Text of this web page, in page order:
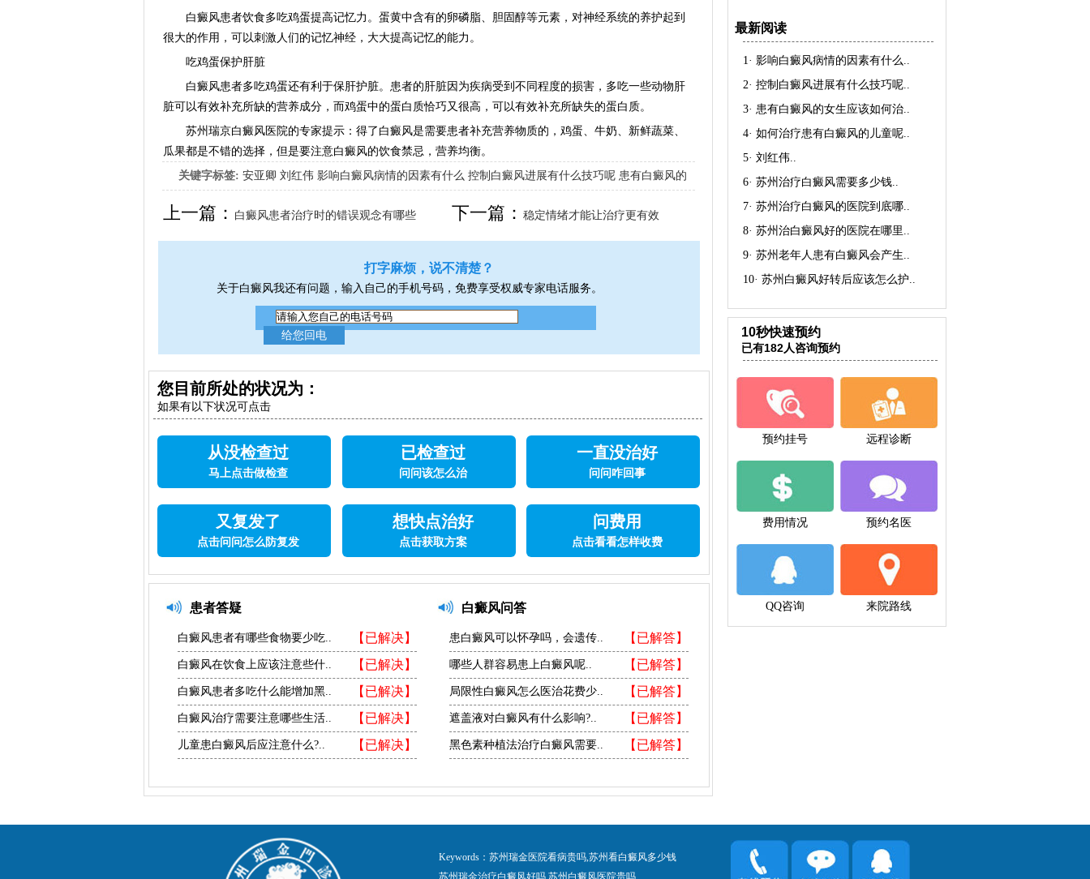
白癜风患者饮食多吃鸡蛋提高记忆力。蛋黄中含有的卵磷脂、胆固醇等元素，对神经系统的养护起到
很大的作用，可以刺激人们的记忆神经，大大提高记忆的能力。
吃鸡蛋保护肝脏
白癜风患者多吃鸡蛋还有利于保肝护脏。患者的肝脏因为疾病受到不同程度的损害，多吃一些动物肝
脏可以有效补充所缺的营养成分，而鸡蛋中的蛋白质恰巧又很高，可以有效补充所缺失的蛋白质。
苏州瑞京白癜风医院的专家提示：得了白癜风是需要患者补充营养物质的，鸡蛋、牛奶、新鲜蔬菜、
瓜果都是不错的选择，但是要注意白癜风的饮食禁忌，营养均衡。
关键字标签: 安亚卿 刘红伟 影响白癜风病情的因素有什么 控制白癜风进展有什么技巧呢 患有白癜风的
女生应该如何治疗呢
上一篇： 白癜风患者治疗时的错误观念有哪些 下一篇：稳定情绪才能让治疗更有效
打字麻烦，说不清楚？
关于白癜风我还有问题，输入自己的手机号码，免费享受权威专家电话服务。
您目前所处的状况为：
如果有以下状况可点击
从没检查过
马上点击做检查
已检查过
问问该怎么治
一直没治好
问问咋回事
又复发了
点击问问怎么防复发
想快点治好
点击获取方案
问费用
点击看看怎样收费
患者答疑
【已解决】
白癜风患者有哪些食物要少吃..
【已解决】
白癜风在饮食上应该注意些什..
【已解决】
白癜风患者多吃什么能增加黑..
【已解决】
白癜风治疗需要注意哪些生活..
【已解决】
儿童患白癜风后应注意什么?..
白癜风问答
【已解答】
患白癜风可以怀孕吗，会遗传..
【已解答】
哪些人群容易患上白癜风呢..
【已解答】
局限性白癜风怎么医治花费少..
【已解答】
遮盖液对白癜风有什么影响?..
【已解答】
黑色素种植法治疗白癜风需要..
最新阅读
1· 影响白癜风病情的因素有什么..
2· 控制白癜风进展有什么技巧呢..
3· 患有白癜风的女生应该如何治..
4· 如何治疗患有白癜风的儿童呢..
5· 刘红伟..
6· 苏州治疗白癜风需要多少钱..
7· 苏州治疗白癜风的医院到底哪..
8· 苏州治白癜风好的医院在哪里 ..
9· 苏州老年人患有白癜风会产生..
10· 苏州白癜风好转后应该怎么护..
10秒快速预约
已有182人咨询预约
预约挂号 远程诊断
费用情况 预约名医
QQ咨询 来院路线
Keywords：苏州瑞金医院看病贵吗,苏州看白癜风多少钱
苏州瑞金治疗白癜风好吗,苏州白癜风医院贵吗